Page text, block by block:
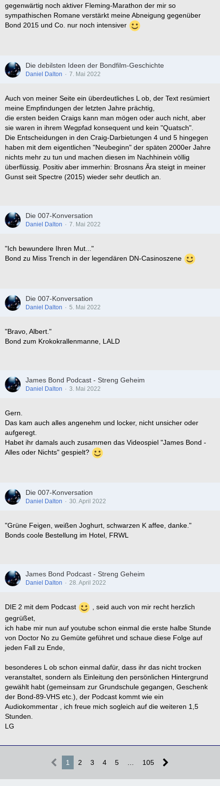
gegenwärtig noch aktiver Fleming-Marathon der mir so
sympathischen Romane verstärkt meine Abneigung gegenüber
Bond 2015 und Co. nur noch intensiver
Die debilsten Ideen der Bondfilm-Geschichte
Daniel Dalton 7. Mai 2022
Auch von meiner Seite ein überdeutliches L ob, der Text resümiert
meine Empfindungen der letzten Jahre prächtig,
die ersten beiden Craigs kann man mögen oder auch nicht, aber
sie waren in ihrem Wegpfad konsequent und kein "Quatsch".
Die Entscheidungen in den Craig-Darbietungen 4 und 5 hingegen
haben mit dem eigentlichen "Neubeginn" der späten 2000er Jahre
nichts mehr zu tun und machen diesen im Nachhinein völlig
überflüssig. Positiv aber immerhin: Brosnans Ära steigt in meiner
Gunst seit Spectre (2015) wieder sehr deutlich an.
Die 007-Konversation
Daniel Dalton 7. Mai 2022
"Ich bewundere Ihren Mut..."
Bond zu Miss Trench in der legendären DN-Casinoszene
Die 007-Konversation
Daniel Dalton 5. Mai 2022
"Bravo, Albert."
Bond zum Krokokrallenmanne, LALD
James Bond Podcast - Streng Geheim
Daniel Dalton 3. Mai 2022
Gern.
Das kam auch alles angenehm und locker, nicht unsicher oder
aufgeregt.
Habet ihr damals auch zusammen das Videospiel "James Bond -
Alles oder Nichts" gespielt?
Die 007-Konversation
Daniel Dalton 30. April 2022
"Grüne Feigen, weißen Joghurt, schwarzen K affee, danke."
Bonds coole Bestellung im Hotel, FRWL
James Bond Podcast - Streng Geheim
Daniel Dalton 28. April 2022
DIE 2 mit dem Podcast
, seid auch von mir recht herzlich
gegrüßet,
ich habe mir nun auf youtube schon einmal die erste halbe Stunde
von Doctor No zu Gemüte geführet und schaue diese Folge auf
jeden Fall zu Ende,
besonderes L ob schon einmal dafür, dass ihr das nicht trocken
veranstaltet, sondern als Einleitung den persönlichen Hintergrund
gewählt habt (gemeinsam zur Grundschule gegangen, Geschenk
der Bond-89-VHS etc.), der Podcast kommt wie ein
Audiokommentar , ich freue mich sogleich auf die weiteren 1,5
Stunden.
LG
1 2 3 4 5 105